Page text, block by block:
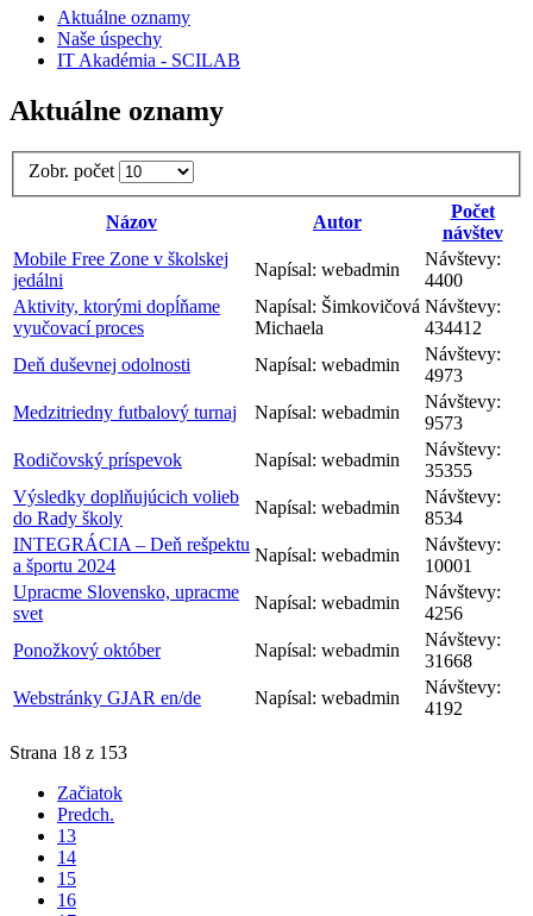
Aktuálne oznamy
Naše úspechy
IT Akadémia - SCILAB
Aktuálne oznamy
Zobr. počet
Názov Autor
Počet
návštev
Mobile Free Zone v školskej
jedálni
Napísal: webadmin
Návštevy:
4400
Aktivity, ktorými dopĺňame
vyučovací proces
Napísal: Šimkovičová
Michaela
Návštevy:
434412
Deň duševnej odolnosti
Napísal: webadmin
Návštevy:
4973
Medzitriedny futbalový turnaj
Napísal: webadmin
Návštevy:
9573
Rodičovský príspevok
Napísal: webadmin
Návštevy:
35355
Výsledky doplňujúcich volieb
do Rady školy
Napísal: webadmin
Návštevy:
8534
INTEGRÁCIA – Deň rešpektu
a športu 2024
Napísal: webadmin
Návštevy:
10001
Upracme Slovensko, upracme
svet
Napísal: webadmin
Návštevy:
4256
Ponožkový október
Napísal: webadmin
Návštevy:
31668
Webstránky GJAR en/de
Napísal: webadmin
Návštevy:
4192
Strana 18 z 153
Začiatok
Predch.
13
14
15
16